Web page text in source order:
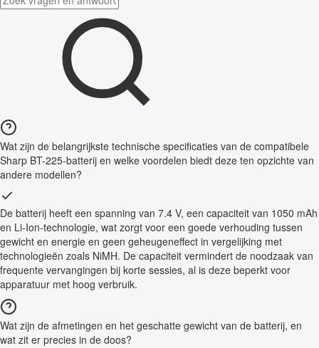
Wat zijn de belangrijkste technische specificaties van de compatibele
Sharp BT-225-batterij en welke voordelen biedt deze ten opzichte van
andere modellen?
De batterij heeft een spanning van 7.4 V, een capaciteit van 1050 mAh
en Li-Ion-technologie, wat zorgt voor een goede verhouding tussen
gewicht en energie en geen geheugeneffect in vergelijking met
technologieën zoals NiMH. De capaciteit vermindert de noodzaak van
frequente vervangingen bij korte sessies, al is deze beperkt voor
apparatuur met hoog verbruik.
Wat zijn de afmetingen en het geschatte gewicht van de batterij, en
wat zit er precies in de doos?